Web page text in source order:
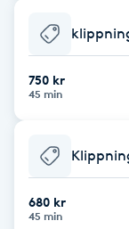
750 kr
45 min
680 kr
45 min